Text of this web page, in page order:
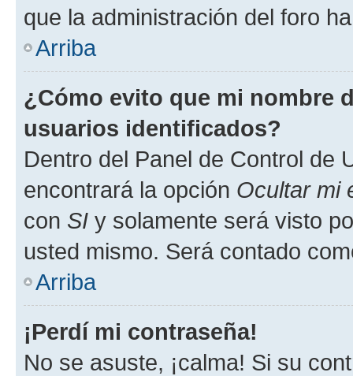
que la administración del foro
Arriba
¿Cómo evito que mi nombre
usuarios identificados?
Dentro del Panel de Control de
encontrará la opción Ocultar mi
con SI y solamente será visto
usted mismo. Será contado
Arriba
¡Perdí mi contraseña!
No se asuste, ¡calma! Si su